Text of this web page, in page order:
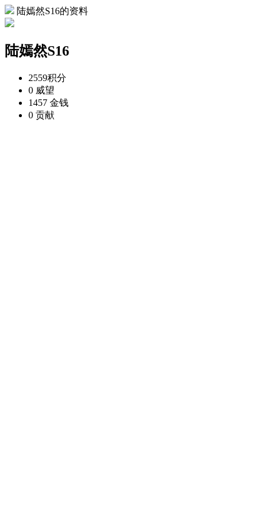
陆嫣然S16的资料
陆嫣然S16
2559积分
0 威望
1457 金钱
0 贡献